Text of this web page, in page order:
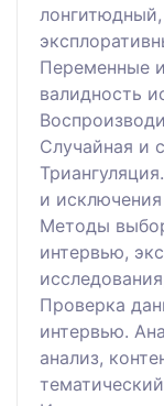
Переменные
валидность
Случайная и
и
Методы
интервью,
Проверка
интервью.
анализ,